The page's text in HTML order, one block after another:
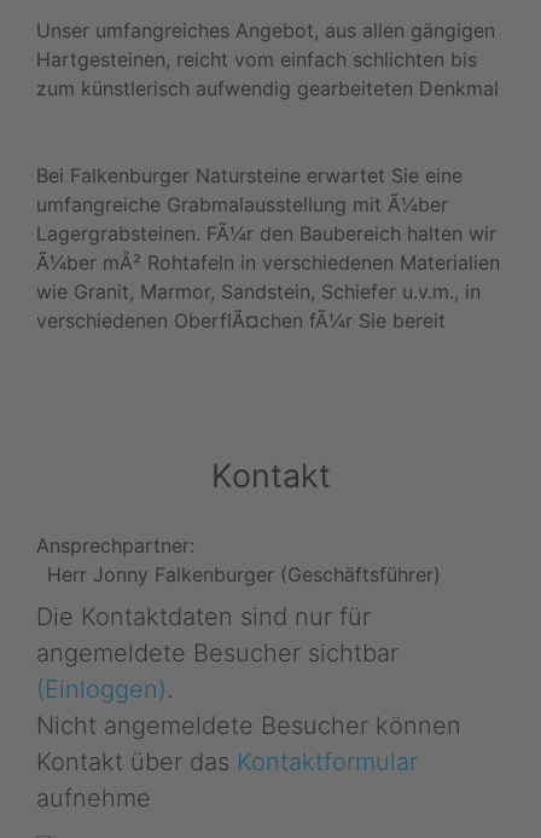
Unser umfangreiches Angebot, aus allen gängigen
Hartgesteinen, reicht vom einfach schlichten bis
zum künstlerisch aufwendig gearbeiteten Denkmal
Bei Falkenburger Natursteine erwartet Sie eine
umfangreiche Grabmalausstellung mit Ã¼ber
Lagergrabsteinen. FÃ¼r den Baubereich halten wir
Ã¼ber mÂ² Rohtafeln in verschiedenen Materialien
wie Granit, Marmor, Sandstein, Schiefer u.v.m., in
verschiedenen OberflÃ¤chen fÃ¼r Sie bereit
Kontakt
Ansprechpartner:
Herr Jonny Falkenburger (Geschäftsführer)
Die Kontaktdaten sind nur für
angemeldete Besucher sichtbar
(Einloggen).
Nicht angemeldete Besucher können
Kontakt über das Kontaktformular
aufnehme